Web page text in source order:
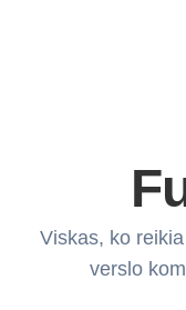
Viskas, ko
verslo